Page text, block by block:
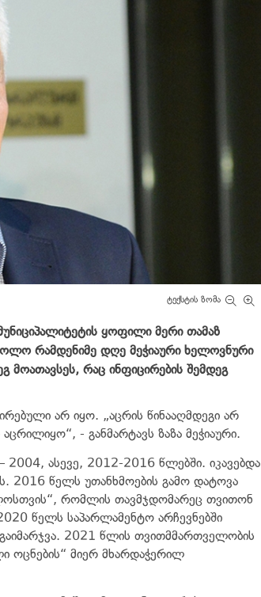
ტექსტის ზომა
ყოფილი მერი თამაზ
რამდენიმე დღე მეჭიაური ხელოვნური
მოათავსეს, რაც ინფიცირების შემდეგ
არ იყო. „აცრის წინააღმდეგი არ
- განმარტავს ზაზა მეჭიაური.
2004, ასევე, 2012-2016 წლებში. იკავებდა
2016 წელს უთანხმოების გამო დატოვა
რომლის თავმჯდომარეც თვითონ
წელს საპარლამენტო არჩევნებში
2021 წლის თვითმმართველობის
ოცნების“ მიერ მხარდაჭერილ